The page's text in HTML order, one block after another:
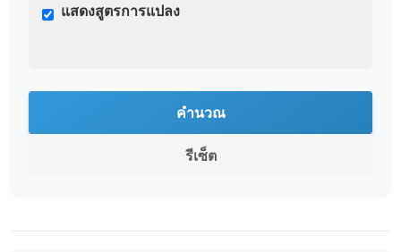
แสดงสูตรการแปลง
คำนวณ
รีเซ็ต